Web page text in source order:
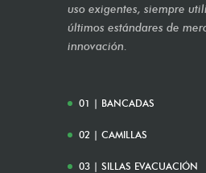
uso exigentes, siempre
últimos estándares de
innovación.
01 | BANCADAS
02 | CAMILLAS
03 | SILLAS EVACUACIÓN